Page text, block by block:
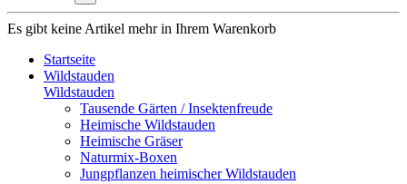
Es gibt keine Artikel mehr in Ihrem Warenkorb
Startseite
Wildstauden
Wildstauden
Tausende Gärten / Insektenfreude
Heimische Wildstauden
Heimische Gräser
Naturmix-Boxen
Jungpflanzen heimischer Wildstauden